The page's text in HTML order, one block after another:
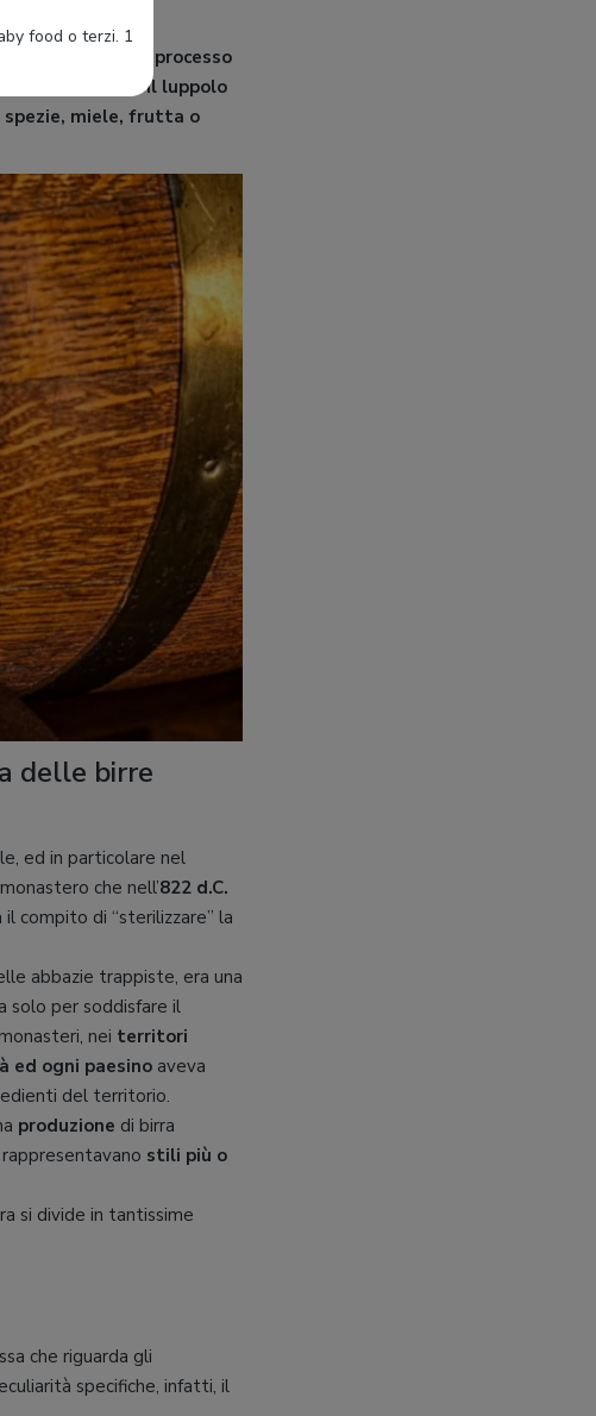
non esisteva il processo
e non figurava il luppolo
spezie, miele, frutta o
delle birre
ed in particolare nel
che nell’822 d.C.
compito di “sterilizzare” la
abbazie trappiste, era una
solo per soddisfare il
nei territori
ed ogni paesino aveva
del territorio.
produzione di birra
rappresentavano stili più o
si divide in tantissime
che riguarda gli
specifiche, infatti, il
food o terzi. 1